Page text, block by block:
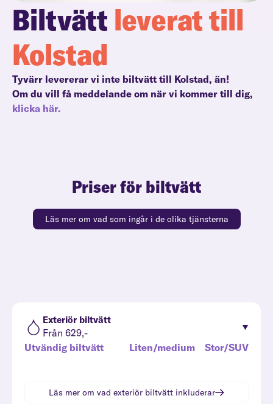
Biltvätt leverat till
Kolstad
Tyvärr levererar vi inte biltvätt till Kolstad, än!
Om du vill få meddelande om när vi kommer till dig,
klicka här.
Priser för biltvätt
Läs mer om vad som ingår i de olika tjänsterna
Exteriör biltvätt
Från 629,-
Utvändig biltvätt
Liten/medium Stor/SUV
Läs mer om vad exteriör biltvätt inkluderar